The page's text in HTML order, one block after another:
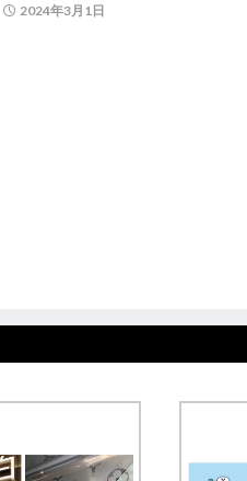
2024年3月1日